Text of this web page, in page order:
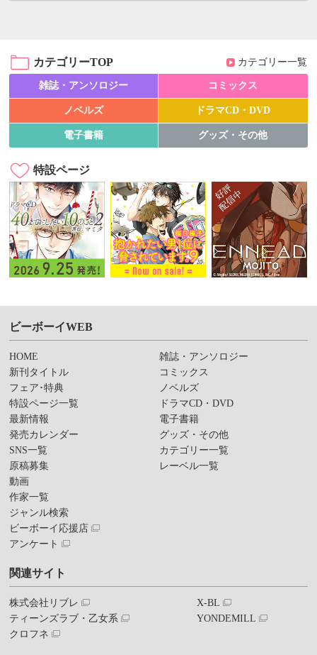
カテゴリーTOP カテゴリー一覧
雑誌・アンソロジー コミックス
ノベルズ ドラマCD・DVD
電子書籍 グッズ・その他
特設ページ
ビーボーイWEB
HOME
新刊タイトル
フェア･特典
特設ページ一覧
最新情報
発売カレンダー
SNS一覧
原稿募集
動画
作家一覧
ジャンル検索
ビーボーイ応援店
アンケート
雑誌・アンソロジー
コミックス
ノベルズ
ドラマCD・DVD
電子書籍
グッズ・その他
カテゴリー一覧
レーベル一覧
関連サイト
株式会社リブレ
ティーンズラブ・乙女系
クロフネ
X-BL
YONDEMILL